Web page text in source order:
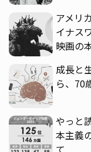
アメリ
イナス
映画の
成長と
ら、70
やっと
本主義
て